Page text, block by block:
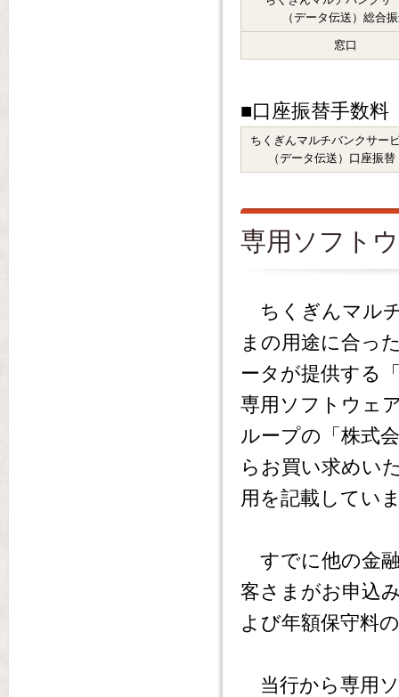
（データ伝送）総合
窓口
■口座振替手数料
ちくぎんマルチバンクサー
（データ伝送）口座振替
専用ソフト
ちくぎんマル
まの用途に合っ
ータが提供する
専用ソフトウェ
ループの「株式
らお買い求めい
用を記載してい
すでに他の金
客さまがお申込
よび年額保守料
当行から専用